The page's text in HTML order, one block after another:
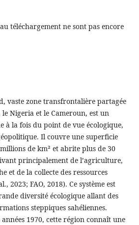
téléchargement ne sont pas encore
vaste zone transfrontalière partagée
Nigeria et le Cameroun, est un
à la fois du point de vue écologique,
Il couvre une superficie
de km² et abrite plus de 30
principalement de l’agriculture,
et de la collecte des ressources
2023; FAO, 2018). Ce système est
diversité écologique allant des
steppiques sahéliennes.
1970, cette région connaît une